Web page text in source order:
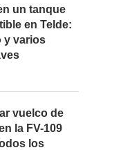
29/07/2026
un tanque
en Telde:
y varios
vuelco de
la FV-109
los